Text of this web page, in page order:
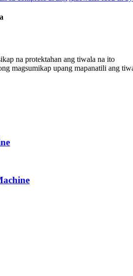
na protektahan ang tiwala na ito
magsumikap upang mapanatili ang